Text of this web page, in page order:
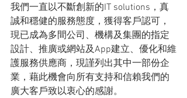
我們一直以不斷創新的IT solutions，真
誠和穩健的服務態度，獲得客戶認可，
現已成為多間公司、機構及集團的指定
設計、推廣或網站及App建立、優化和維
護服務供應商，現謹列出其中一部份企
業，藉此機會向所有支持和信賴我們的
廣大客戶致以衷心的感謝。